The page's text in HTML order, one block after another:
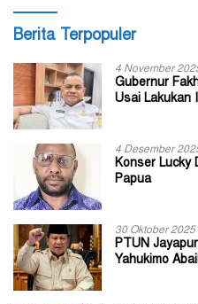
Berita Terpopuler
4 November
Gubernur
Usai Lakukan
4 Desember
Konser Lucky
Papua
30 Oktober 2025
PTUN
Yahukimo